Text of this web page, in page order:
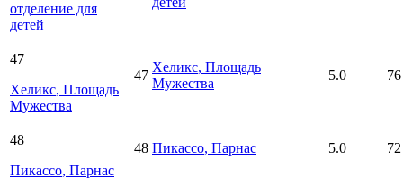
отделение для
детей
47
Хеликс, Площадь
Мужества
47
Хеликс, Площадь
Мужества
5.0 76
48
Пикассо, Парнас
48 Пикассо, Парнас 5.0 72